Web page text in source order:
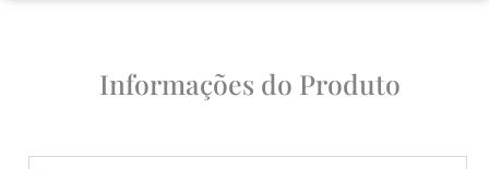
Informações do Produto